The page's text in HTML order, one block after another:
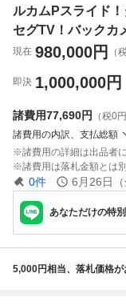
両側
ドドア
ルカムPスライド
セグTV！バック
現在 980,000円 （
即決 1,000,000円
諸費用77,690円
（税0円
諸費用の内訳、支払総額
諸費用の詳細は出品者
諸費用は落札金額とは
0件 6月26日
あなただけの特
5,000円相当、落札価格が